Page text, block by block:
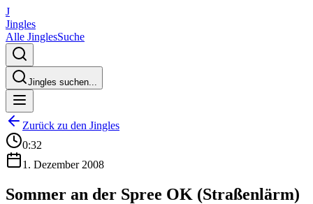
J
Jingles
Alle JinglesSuche
Jingles suchen...
Zurück zu den Jingles
0:32
1. Dezember 2008
Sommer an der Spree OK (Straßenlärm)